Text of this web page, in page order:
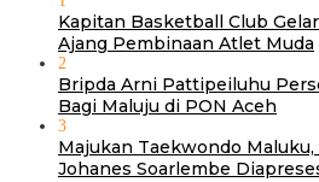
Kapitan Basketball Club
Ajang Pembinaan Atlet Muda
2
Bripda Arni Pattipeiluhu
Bagi Maluju di PON Aceh
3
Majukan Taekwondo
Johanes Soarlembe